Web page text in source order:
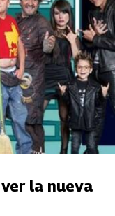
la nueva